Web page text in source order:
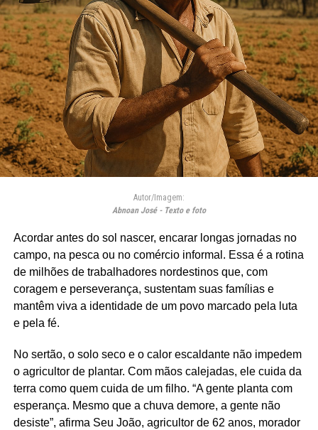
Autor/Imagem:
Abnoan José - Texto e foto
Acordar antes do sol nascer, encarar longas jornadas no
campo, na pesca ou no comércio informal. Essa é a rotina
de milhões de trabalhadores nordestinos que, com
coragem e perseverança, sustentam suas famílias e
mantêm viva a identidade de um povo marcado pela luta
e pela fé.
No sertão, o solo seco e o calor escaldante não impedem
o agricultor de plantar. Com mãos calejadas, ele cuida da
terra como quem cuida de um filho. “A gente planta com
esperança. Mesmo que a chuva demore, a gente não
desiste”, afirma Seu João, agricultor de 62 anos, morador